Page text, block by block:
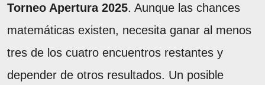
Torneo Apertura 2025. Aunque las chances
matemáticas existen, necesita ganar al menos
tres de los cuatro encuentros restantes y
depender de otros resultados. Un posible